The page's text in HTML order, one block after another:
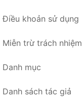
Điều khoản sử dụng
Miễn trừ trách nhiệm
Danh mục
Danh sách tác giả